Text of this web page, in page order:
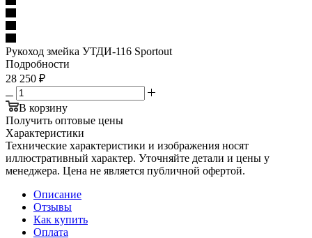
Рукоход змейка УТДИ-116 Sportout
Подробности
28 250 ₽
В корзину
Получить оптовые цены
Характеристики
Технические характеристики и изображения носят
иллюстративный характер. Уточняйте детали и цены у
менеджера. Цена не является публичной офертой.
Описание
Отзывы
Как купить
Оплата